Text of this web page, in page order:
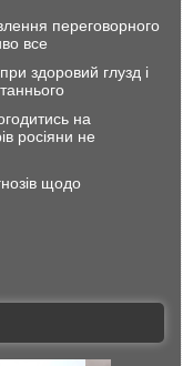
переговорного
все
здоровий глузд і
на
росіяни не
щодо